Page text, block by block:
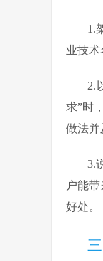
1.
业技术
2.
求”时
做法并
3.
户能
好处。